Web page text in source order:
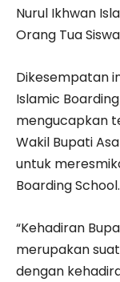
Nurul Ikhwan
Orang Tua
Dikesempatan
Islamic
mengucapkan
Wakil Bupati
untuk
Boarding School.
“Kehadiran
merupakan
dengan